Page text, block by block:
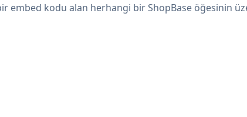
kodu alan herhangi bir ShopBase öğesinin